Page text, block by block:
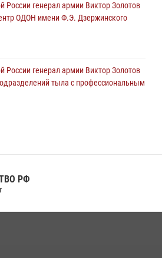
России генерал армии Виктор Золотов
ОДОН имени Ф.Э. Дзержинского
России генерал армии Виктор Золотов
тыла с профессиональным
к 105-летию Центрального
РФ